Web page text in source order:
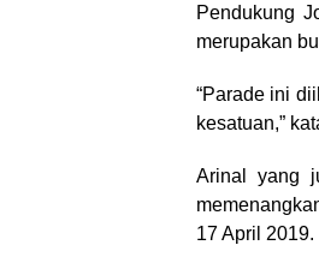
Pendukung
merupakan
“Parade ini
kesatuan,”
Arinal yang
17 April 2019.